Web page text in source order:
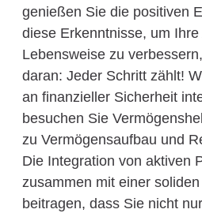
genießen Sie die positiven
diese Erkenntnisse, um Ihre
Lebensweise zu
daran: Jeder Schritt zählt!
an finanzieller Sicherheit
besuchen Sie
zu Vermögensaufbau und
Die Integration von aktiven
zusammen mit einer
beitragen, dass Sie nicht